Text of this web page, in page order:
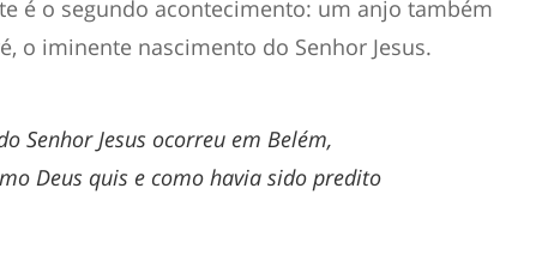
é o segundo acontecimento: um anjo também
o iminente nascimento do Senhor Jesus.
Senhor Jesus ocorreu em Belém,
Deus quis e como havia sido predito